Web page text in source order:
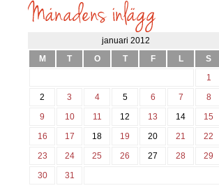
söks?
januari 2012
M
T O T F L
S
1
2
3 4 5 6 7
8
9
10 11 12 13 14
15
16
17 18 19 20 21
22
23
24 25 26 27 28
29
30
31